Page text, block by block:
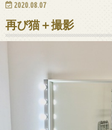
2020.08.07
再び猫＋撮影